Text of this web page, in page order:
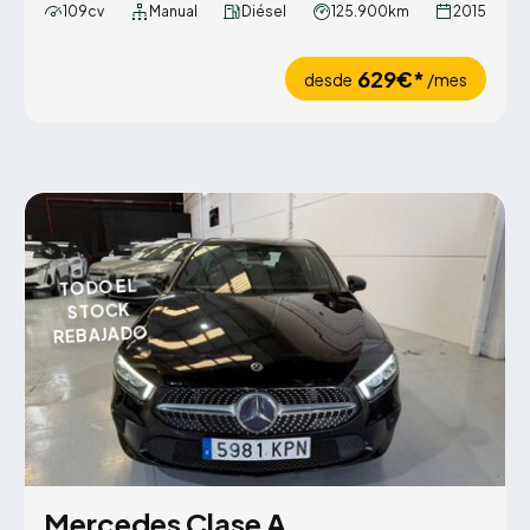
109cv Manual Diésel 125.900km 2015
desde 629€* /mes
SUMMER
SALE
TODO EL
STOCK
REBAJADO
Mercedes Clase A